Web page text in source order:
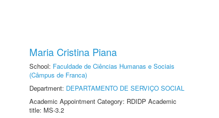
Maria Cristina Piana
School: Faculdade de Ciências Humanas e Sociais
(Câmpus de Franca)
Department: DEPARTAMENTO DE SERVIÇO SOCIAL
Academic Appointment Category: RDIDP Academic
title: MS-3.2